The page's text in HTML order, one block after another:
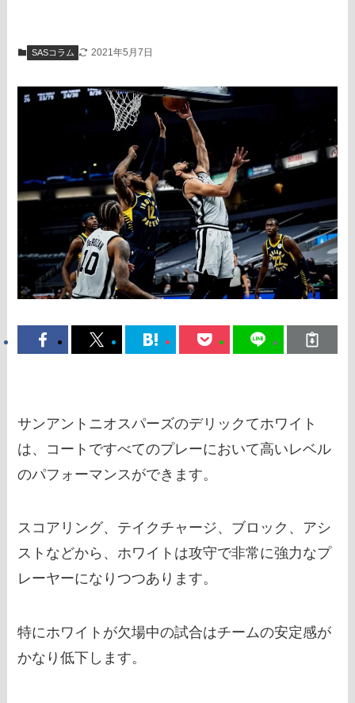
SASコラム 2021年5月7日
サンアントニオスパーズのデリックてホワイト
は、コートですべてのプレーにおいて高いレベル
のパフォーマンスができます。
スコアリング、テイクチャージ、ブロック、アシ
ストなどから、ホワイトは攻守で非常に強力なプ
レーヤーになりつつあります。
特にホワイトが欠場中の試合はチームの安定感が
かなり低下します。